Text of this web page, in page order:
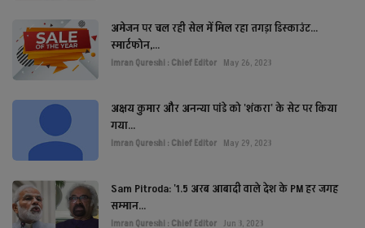
अमेजन पर चल रही सेल में मिल रहा तगड़ा डिस्काउंट...
स्मार्टफोन,...
Imran Qureshi : Chief Editor May 26, 2023
अक्षय कुमार और अनन्या पांडे को 'शंकरा' के सेट पर किया
गया...
Imran Qureshi : Chief Editor May 29, 2023
Sam Pitroda: '1.5 अरब आबादी वाले देश के PM हर जगह
सम्मान...
Imran Qureshi : Chief Editor Jun 3, 2023